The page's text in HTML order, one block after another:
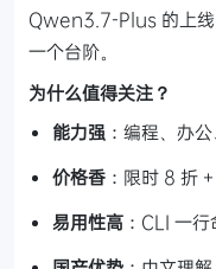
Qwen3.7-Plus 的上线
一个台阶。
为什么值得关注？
能力强 ：编程、办
价格香 ：限时 8 折
易用性高 ：CLI 一